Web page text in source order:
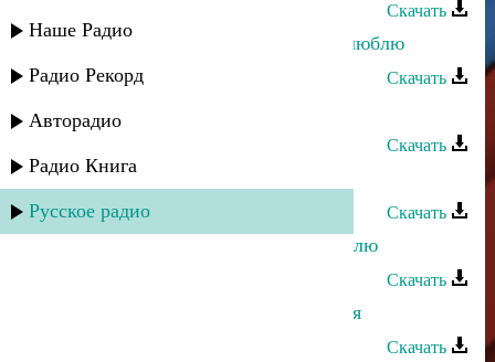
Наше Радио
Радио Рекорд
Авторадио
Радио Книга
Русское радио
Скачать
Мага Гасанов - Скажи зачем тебя люблю
Скачать
Скачать
Эльдар Далгатов - Прошу тебя
Скачать
Залина Шамова - Сильно тебя люблю
Скачать
Азнаур и Зарина Тилидзе - Без тебя
Скачать